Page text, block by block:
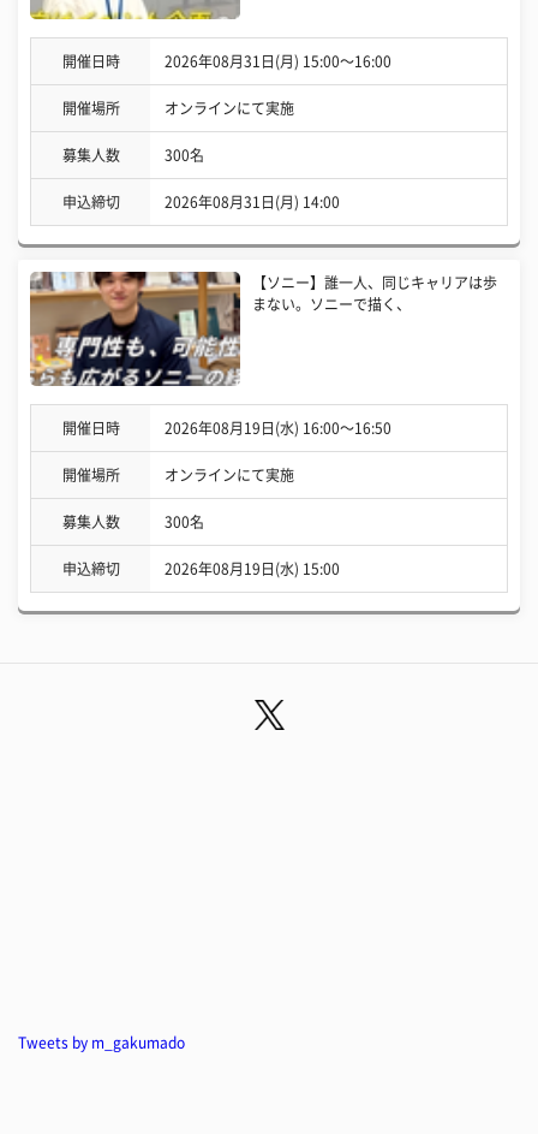
開催日時 2026年08月31日(月) 15:00〜16:00
開催場所 オンラインにて実施
募集人数 300名
申込締切 2026年08月31日(月) 14:00
【ソニー】誰一人、同じキャリアは歩
まない。ソニーで描く、
開催日時 2026年08月19日(水) 16:00〜16:50
開催場所 オンラインにて実施
募集人数 300名
申込締切 2026年08月19日(水) 15:00
Tweets by m_gakumado